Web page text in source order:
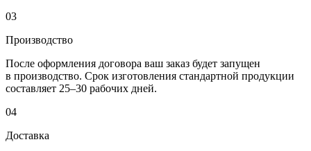
03
Производство
После оформления договора ваш заказ будет запущен
в производство. Срок изготовления стандартной продукции
составляет 25–30 рабочих дней.
04
Доставка